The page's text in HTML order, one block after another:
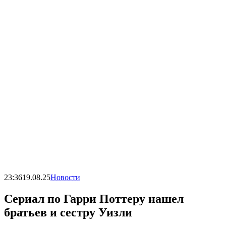
23:3619.08.25Новости
Сериал по Гарри Поттеру нашел
братьев и сестру Уизли